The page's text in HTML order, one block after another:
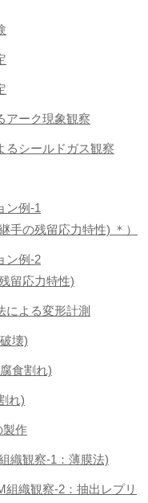
アーク現象観察
るシールドガス観察
ン例-1
手の残留応力特性) ＊）
ン例-2
留応力特性)
による変形計測
壊)
食割れ)
れ)
作
織観察-1：薄膜法)
組織観察-2：抽出レプリ